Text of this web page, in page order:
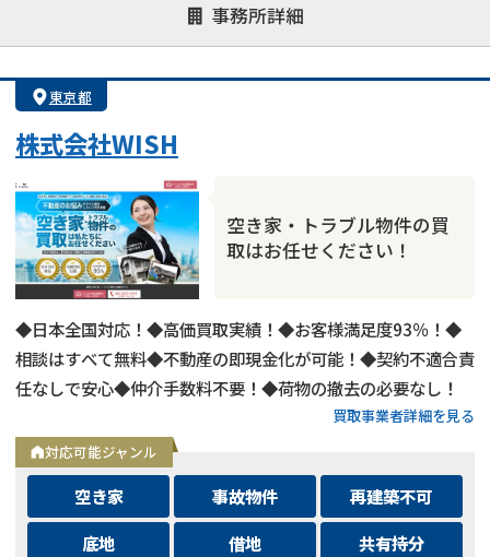
事務所詳細
オンライン面談可能
決済までが早い
1億円以上の買取可
業歴10年以上
業者案件歓迎
士業連携有り
東京都
株式会社WISH
空き家・トラブル物件の買
取はお任せください！
◆日本全国対応！◆高価買取実績！◆お客様満足度93％！◆
相談はすべて無料◆不動産の即現金化が可能！◆契約不適合責
任なしで安心◆仲介手数料不要！◆荷物の撤去の必要なし！
買取事業者詳細を見る
対応可能ジャンル
空き家 事故物件
再建築不可
底地
借地
共有持分